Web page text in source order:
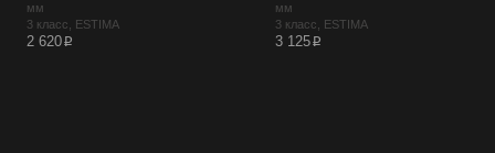
мм
3 класс, ESTIMA
2 620p
мм
3 класс, ESTIMA
3 125p